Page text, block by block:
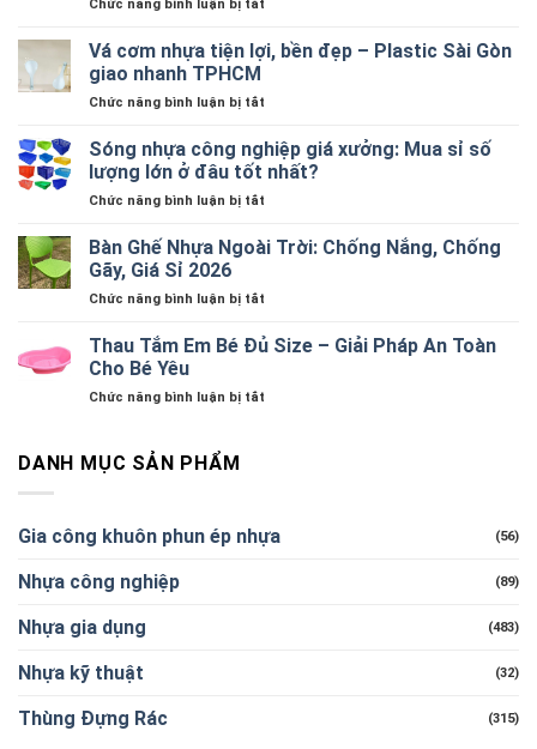
Chức năng bình luận bị tắt
nhựa
đựng
toàn
2026:
lựa
Vá cơm nhựa tiện lợi, bền đẹp – Plastic Sài Gòn
giao nhanh TPHCM
Chức năng bình luận bị tắt
cơm
nhựa
tiện
đẹp
giao
Sóng nhựa công nghiệp giá xưởng: Mua sỉ số
lượng lớn ở đâu tốt nhất?
Chức năng bình luận bị tắt
nhựa
Mua
Bàn Ghế Nhựa Ngoài Trời: Chống Nắng, Chống
Gãy, Giá Sỉ 2026
Chức năng bình luận bị tắt
Ghế
2026
Thau Tắm Em Bé Đủ Size – Giải Pháp An Toàn
Cho Bé Yêu
Chức năng bình luận bị tắt
–
DANH MỤC SẢN PHẨM
Gia công khuôn phun ép nhựa (56)
Nhựa công nghiệp (89)
Nhựa gia dụng (483)
Nhựa kỹ thuật (32)
Thùng Đựng Rác (315)